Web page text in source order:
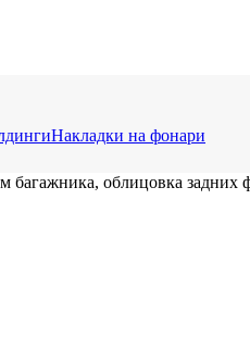
Накладки на фонари
облицовка задних